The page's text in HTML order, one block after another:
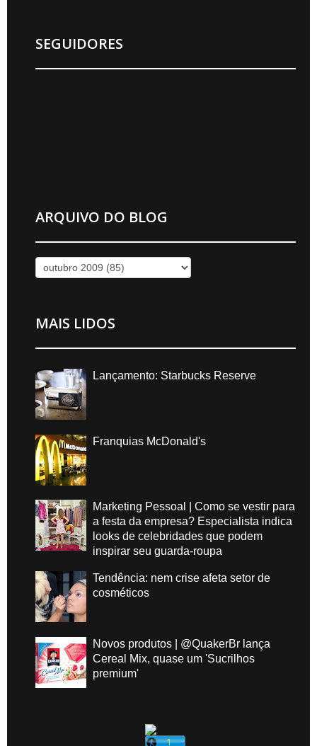
SEGUIDORES
ARQUIVO DO BLOG
MAIS LIDOS
Lançamento: Starbucks Reserve
Franquias McDonald's
Marketing Pessoal | Como se vestir para
a festa da empresa? Especialista indica
looks de celebridades que podem
inspirar seu guarda-roupa
Tendência: nem crise afeta setor de
cosméticos
Novos produtos | @QuakerBr lança
Cereal Mix, quase um 'Sucrilhos
premium'